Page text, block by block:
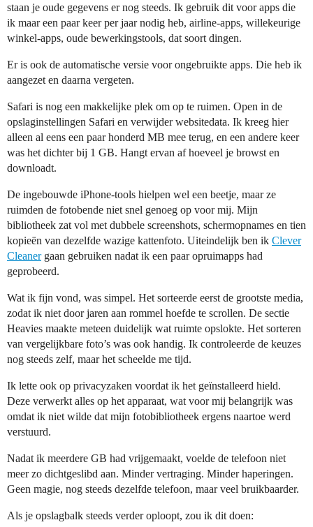
staan je oude gegevens er nog steeds. Ik gebruik dit voor apps die
ik maar een paar keer per jaar nodig heb, airline-apps, willekeurige
winkel-apps, oude bewerkingstools, dat soort dingen.
Er is ook de automatische versie voor ongebruikte apps. Die heb ik
aangezet en daarna vergeten.
Safari is nog een makkelijke plek om op te ruimen. Open in de
opslaginstellingen Safari en verwijder websitedata. Ik kreeg hier
alleen al eens een paar honderd MB mee terug, en een andere keer
was het dichter bij 1 GB. Hangt ervan af hoeveel je browst en
downloadt.
De ingebouwde iPhone-tools hielpen wel een beetje, maar ze
ruimden de fotobende niet snel genoeg op voor mij. Mijn
bibliotheek zat vol met dubbele screenshots, schermopnames en tien
kopieën van dezelfde wazige kattenfoto. Uiteindelijk ben ik Clever
Cleanergaan gebruiken nadat ik een paar opruimapps had
geprobeerd.
Wat ik fijn vond, was simpel. Het sorteerde eerst de grootste media,
zodat ik niet door jaren aan rommel hoefde te scrollen. De sectie
Heavies maakte meteen duidelijk wat ruimte opslokte. Het sorteren
van vergelijkbare foto’s was ook handig. Ik controleerde de keuzes
nog steeds zelf, maar het scheelde me tijd.
Ik lette ook op privacyzaken voordat ik het geïnstalleerd hield.
Deze verwerkt alles op het apparaat, wat voor mij belangrijk was
omdat ik niet wilde dat mijn fotobibliotheek ergens naartoe werd
verstuurd.
Nadat ik meerdere GB had vrijgemaakt, voelde de telefoon niet
meer zo dichtgeslibd aan. Minder vertraging. Minder haperingen.
Geen magie, nog steeds dezelfde telefoon, maar veel bruikbaarder.
Als je opslagbalk steeds verder oploopt, zou ik dit doen: